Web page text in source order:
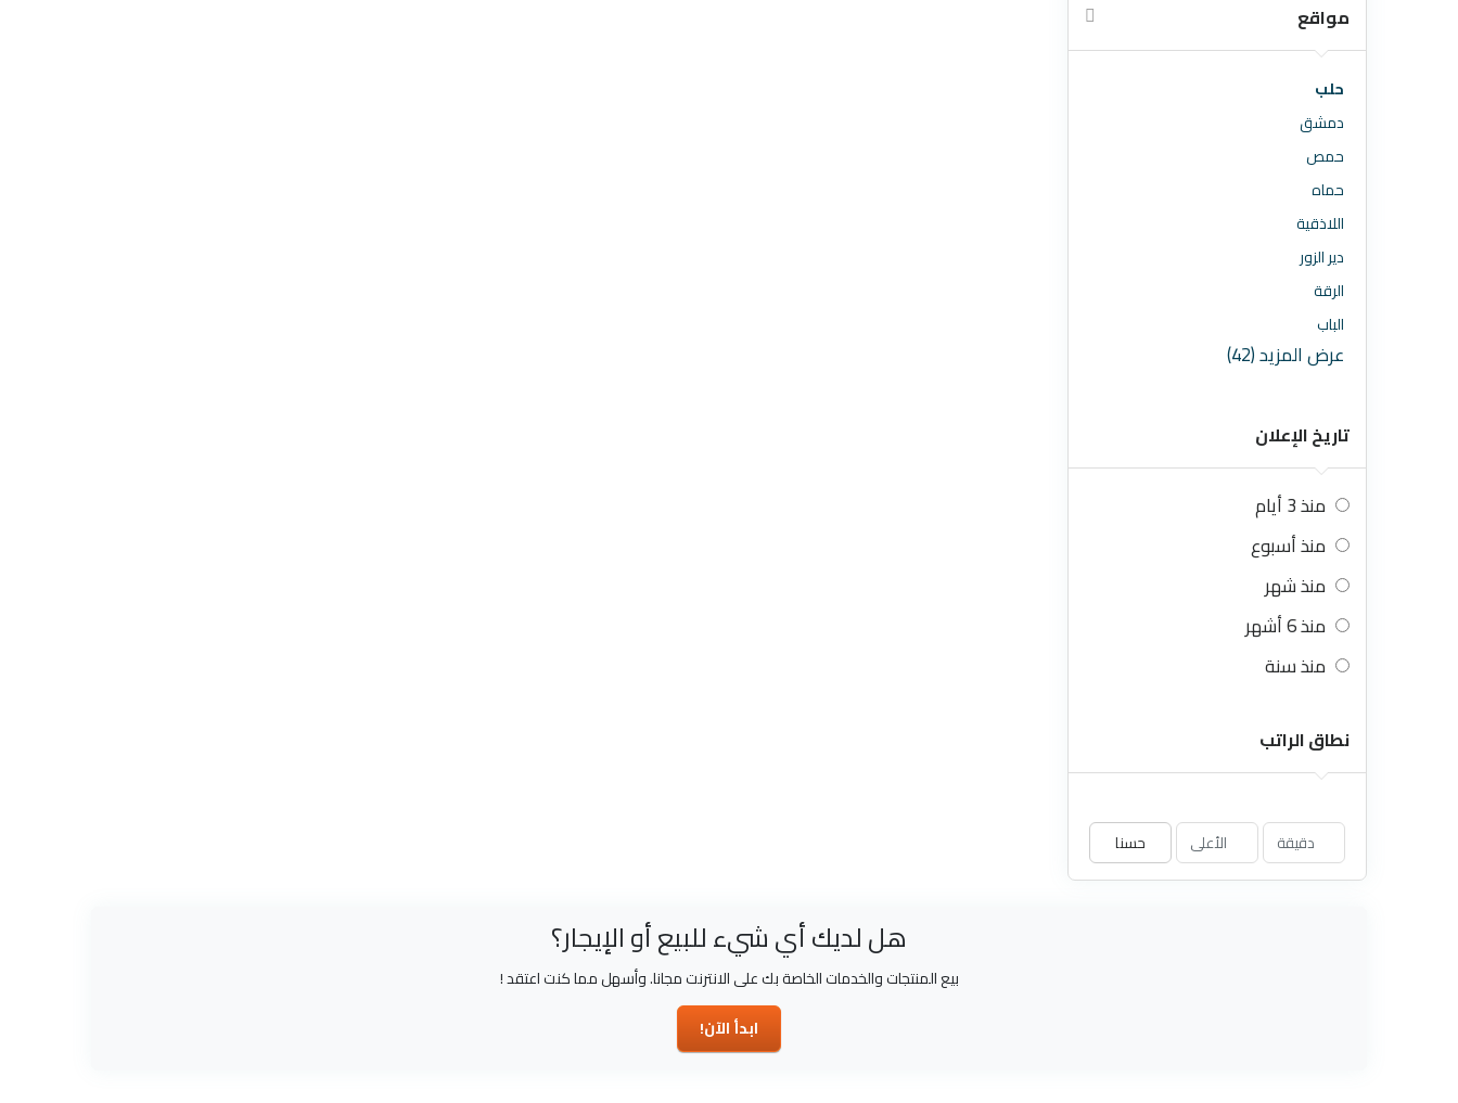
مواقع
حلب
دمشق
حمص
حماه
اللاذقية
دير الزور
الرقة
الباب
عرض المزيد (42)
تاريخ الإعلان
منذ 3 أيام
منذ أسبوع
منذ شهر
منذ 6 أشهر
منذ سنة
نطاق الراتب
حسنا
هل لديك أي شيء للبيع أو الإيجار؟
بيع المنتجات والخدمات الخاصة بك على الانترنت مجانا. وأسهل مما كنت اعتقد !
ابدأ الآن!